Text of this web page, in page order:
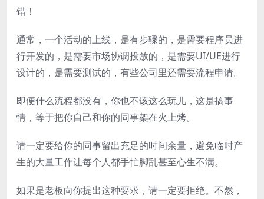
错！
通常，一个活动的上线，是有步骤的，是需要程序员进
行开发的，是需要市场协调投放的，是需要UI/UE进行
设计的，是需要测试的，有些公司里还需要流程申请。
即便什么流程都没有，你也不该这么玩儿，这是搞事
情，等于把你自己和你的同事架在火上烤。
请一定要给你的同事留出充足的时间余量，避免临时产
生的大量工作让每个人都手忙脚乱甚至心生不满。
如果是老板向你提出这种要求，请一定要拒绝。不然，